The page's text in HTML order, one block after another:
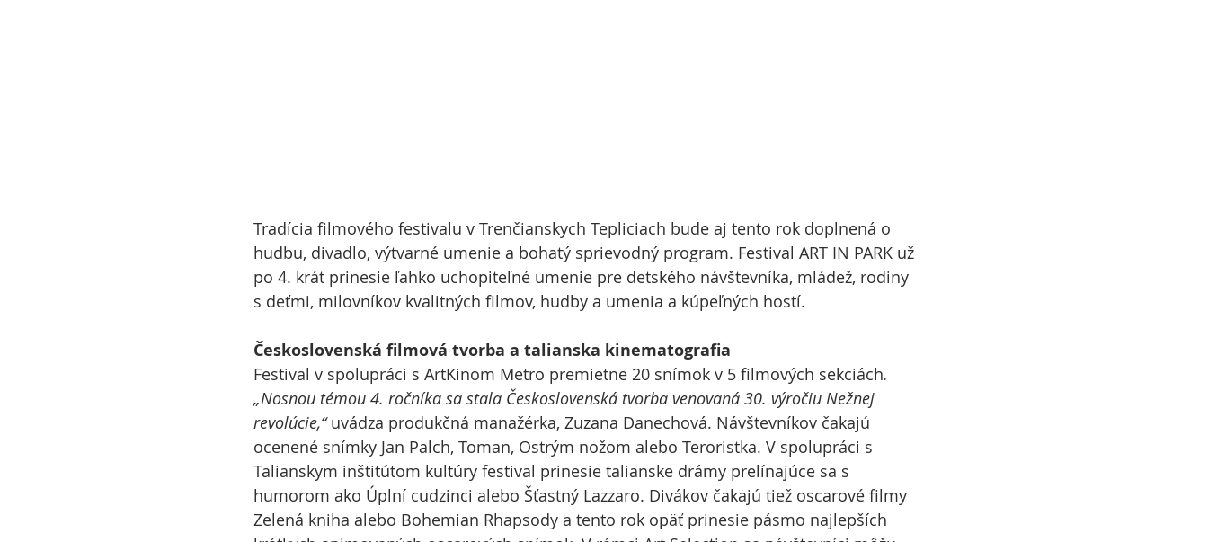
Tradícia filmového festivalu v Trenčianskych Tepliciach bude aj tento rok doplnená o
hudbu, divadlo, výtvarné umenie a bohatý sprievodný program. Festival ART IN PARK už
po 4. krát prinesie ľahko uchopiteľné umenie pre detského návštevníka, mládež, rodiny
s deťmi, milovníkov kvalitných filmov, hudby a umenia a kúpeľných hostí.
Československá filmová tvorba a talianska kinematografia
Festival v spolupráci s ArtKinom Metro premietne 20 snímok v 5 filmových sekciách.
„Nosnou témou 4. ročníka sa stala Československá tvorba venovaná 30. výročiu Nežnej
revolúcie,“ uvádza produkčná manažérka, Zuzana Danechová. Návštevníkov čakajú
ocenené snímky Jan Palch, Toman, Ostrým nožom alebo Teroristka. V spolupráci s
Talianskym inštitútom kultúry festival prinesie talianske drámy prelínajúce sa s
humorom ako Úplní cudzinci alebo Šťastný Lazzaro. Divákov čakajú tiež oscarové filmy
Zelená kniha alebo Bohemian Rhapsody a tento rok opäť prinesie pásmo najlepších